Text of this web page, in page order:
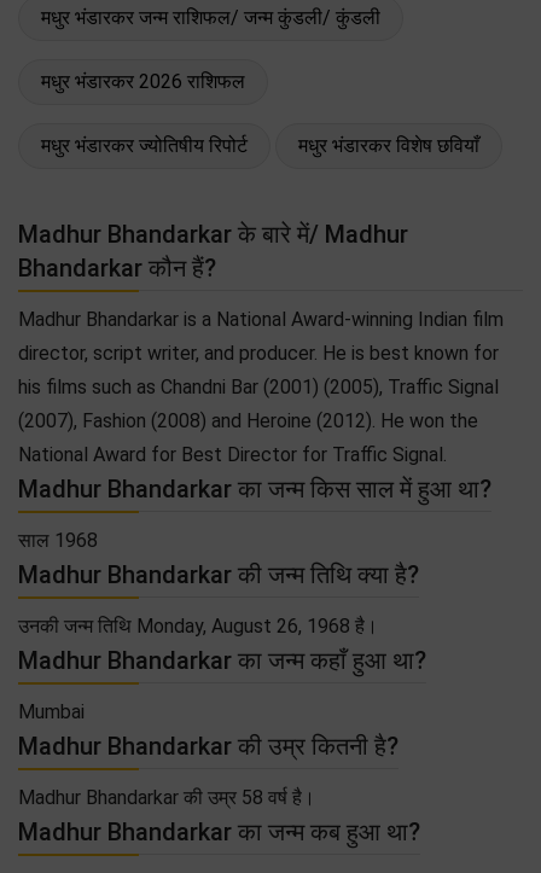
मधुर भंडारकर जन्म राशिफल/ जन्म कुंडली/ कुंडली
मधुर भंडारकर 2026 राशिफल
मधुर भंडारकर ज्योतिषीय रिपोर्ट मधुर भंडारकर विशेष छवियाँ
Madhur Bhandarkar के बारे में/ Madhur
Bhandarkar कौन हैं?
Madhur Bhandarkar is a National Award-winning Indian film
director, script writer, and producer. He is best known for
his films such as Chandni Bar (2001) (2005), Traffic Signal
(2007), Fashion (2008) and Heroine (2012). He won the
National Award for Best Director for Traffic Signal.
Madhur Bhandarkar का जन्म किस साल में हुआ था?
साल 1968
Madhur Bhandarkar की जन्म तिथि क्या है?
उनकी जन्म तिथि Monday, August 26, 1968 है।
Madhur Bhandarkar का जन्म कहाँ हुआ था?
Mumbai
Madhur Bhandarkar की उम्र कितनी है?
Madhur Bhandarkar की उम्र 58 वर्ष है।
Madhur Bhandarkar का जन्म कब हुआ था?